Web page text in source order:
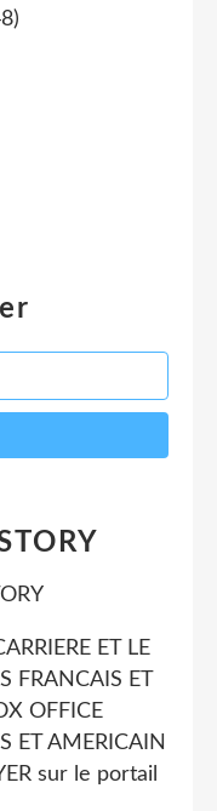
ET LE
FRANCAIS ET
OFFICE
ET AMERICAIN
sur le portail